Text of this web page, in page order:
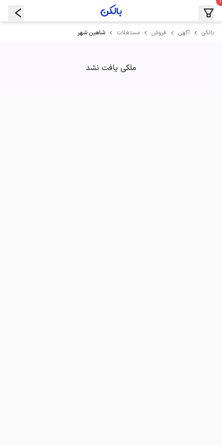
بالکن آگهی فروش مستغلات شاهین شهر
ملکی یافت نشد